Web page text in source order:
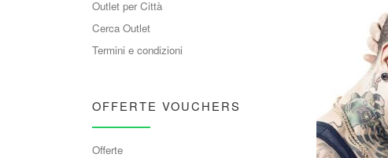
Outlet per Città
Cerca Outlet
Termini e condizioni
OFFERTE VOUCHERS
Offerte